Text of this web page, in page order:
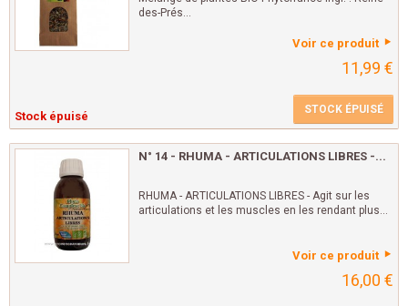
des-Prés...
Voir ce produit
11,99 €
Stock épuisé STOCK ÉPUISÉ
N° 14 - RHUMA - ARTICULATIONS LIBRES -...
RHUMA - ARTICULATIONS LIBRES - Agit sur les
articulations et les muscles en les rendant plus...
Voir ce produit
16,00 €